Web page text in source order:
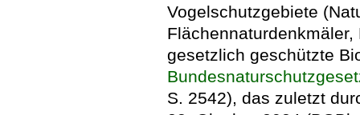
Vogelschutzgebiete
gesetzlich geschützte
S. 2542), das zuletzt